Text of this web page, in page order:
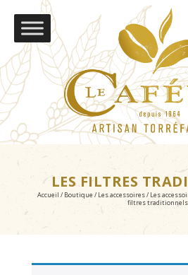
LES FILTRES
Accueil / Boutique / Les accessoires/ Les
filtres traditionnels